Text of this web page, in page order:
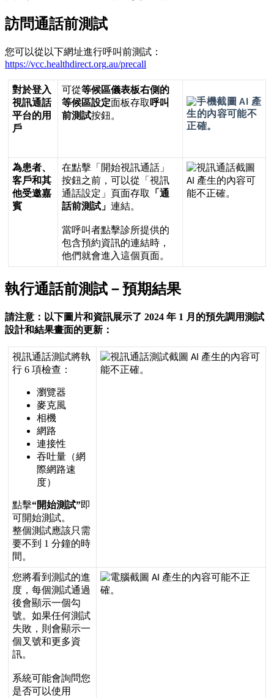
訪問通話前測試
您可以從 以下網址進行呼叫前測試 ：
https://vcc.healthdirect.org.au/precall
對於登入
視訊通話
平台的用
戶
可從等候區儀表板右側 的
等候區設定面板存取 呼叫
前測試按鈕 。
為患者、
客戶和其
他受邀嘉
賓
在點擊 「 開始視訊通話 」
按鈕之前 ，可以從 「視訊
通話設定 」 頁面存取 「通
話前測試 」連結。
當呼叫者點擊診所提供的
包含預約資訊的連結時 ，
他們就會進 入這個頁面。
執行通話前測試 －預期結果
請注意 ： 以下圖 片和資訊展示了 2024 年 1 月 的預先調 用測試
設計和結果畫面的更新 ：
視訊通話測試將執
行 6 項檢查 ：
瀏覽器
麥克風
相機
網路
連接性
吞吐量 （網
際網路速
度）
點擊“開始測試”即
可開始測試。
整個測試應該只 需
要不到 1 分鐘的時
間 。
您將看到測試的進
度 ，每個測試通過
後會顯示一個勾
號。如果任何測試
失敗 ， 則會顯示一
個叉號和更多資
訊。
系統可能會詢問您
是否可以使用